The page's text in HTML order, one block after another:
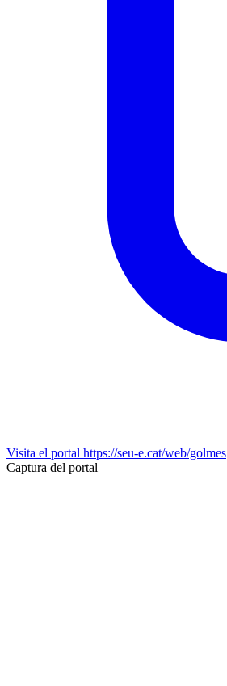
Visita el portal https://seu-e.cat/web/golmes
Captura del portal